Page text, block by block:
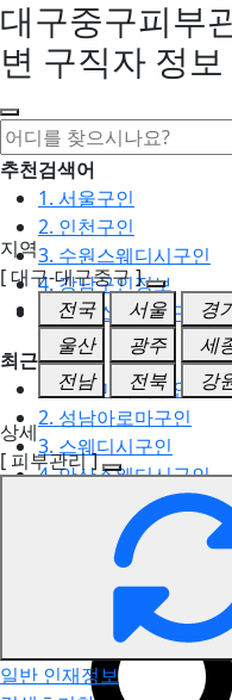
대구중구피부
변 구직자 정
추천검색어
1. 서울구인
2. 인천구인
3. 수원스웨디시구인
4. 강남구인정보
5. 동탄스웨디시구인
최근검색어
1. 일산마사지구인
2. 성남아로마구인
3. 스웨디시구인
4. 안산스웨디시구인
5. 아로마구인
대구중구 피부관리 구직정
지역
[ 대구-대구중구 ]
전국
서울 경
울산
광주 세
전남
전북 강
상세
[ 피부관리 ]
일반 인재정보